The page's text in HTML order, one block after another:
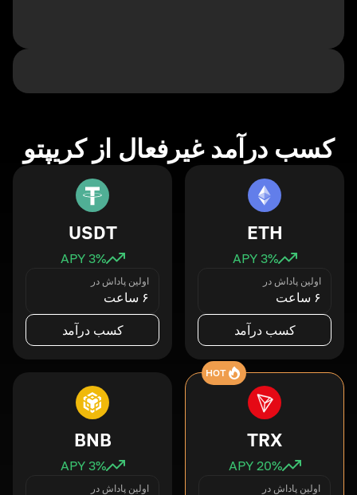
کسب درآمد غیرفعال از کریپتو
ETH
3% APY
اولین پاداش در
۶ ساعت
کسب درآمد
USDT
3% APY
اولین پاداش در
۶ ساعت
کسب درآمد
HOT
TRX
20% APY
اولین پاداش در
BNB
3% APY
اولین پاداش در